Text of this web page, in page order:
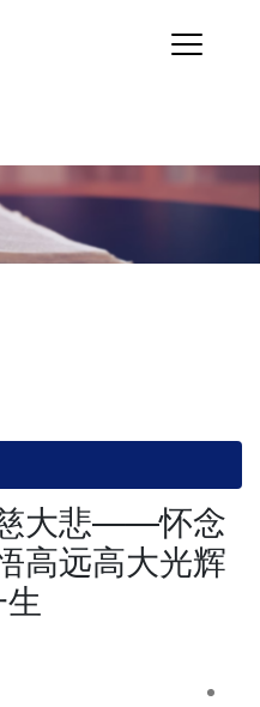
大悲——怀念
高远高大光辉